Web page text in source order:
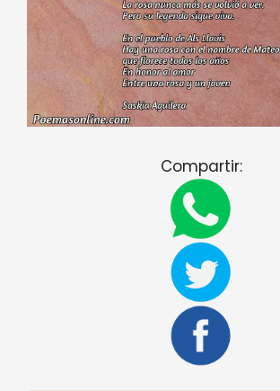
Compartir: